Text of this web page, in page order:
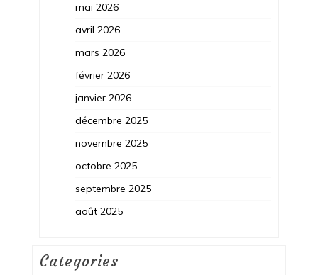
mai 2026
avril 2026
mars 2026
février 2026
janvier 2026
décembre 2025
novembre 2025
octobre 2025
septembre 2025
août 2025
Categories